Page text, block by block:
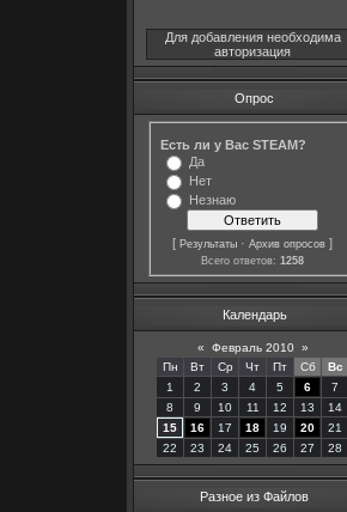
Для добавления необходима
авторизация
Опрос
Есть ли у Вас STEAM?
Да
Нет
Незнаю
[ Результаты · Архив опросов ]
Всего ответов: 1258
Календарь
« Февраль 2010 »
Пн
Вт Ср Чт Пт Сб
Вс
1
2 3 4 5 6
7
8
9 10 11 12 13
14
15
16 17 18 19 20
21
22
23 24 25 26 27 28
Разное из Файлов